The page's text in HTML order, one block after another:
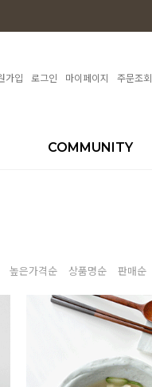
가입 로그인 마이페이지 주문조회
COMMUNITY
높은가격순 상품명순 판매순